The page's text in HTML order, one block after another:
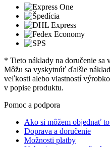
* Tieto náklady na doručenie sa
Môžu sa vyskytnúť ďalšie
veľkosti alebo vlastností
v popise produktu.
Pomoc a podpora
Ako si môžem objednať
Doprava a doručenie
Možnosti platby